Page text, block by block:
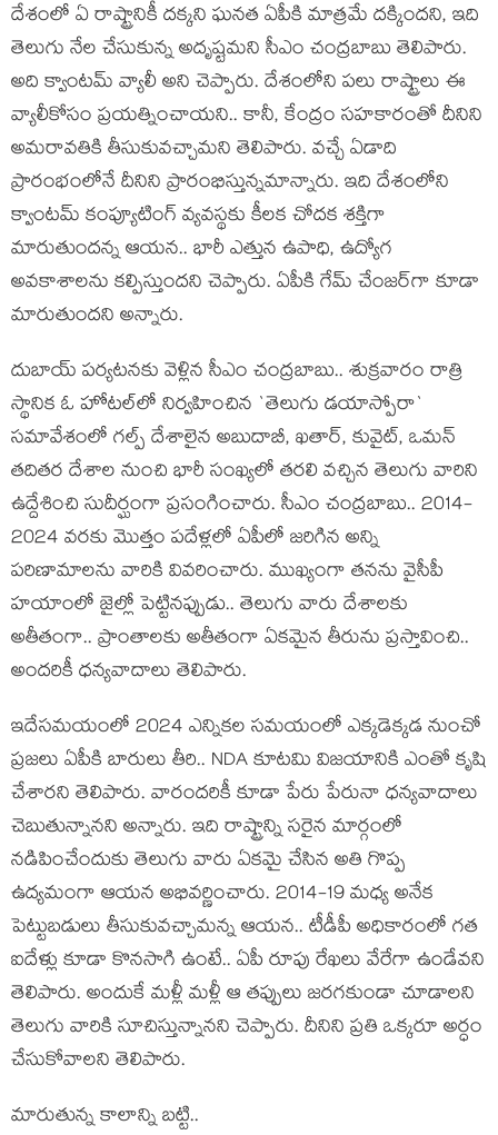
దేశంలో ఏ రాష్ట్రానికీ ద‌క్క‌ని ఘ‌న‌త ఏపీకి మాత్ర‌మే ద‌క్కింద‌ని, ఇది
తెలుగు నేల చేసుకున్న అదృష్ట‌మ‌ని సీఎం చంద్ర‌బాబు తెలిపారు.
అది క్వాంట‌మ్ వ్యాలీ అని చెప్పారు. దేశంలోని ప‌లు రాష్ట్రాలు ఈ
వ్యాలీకోసం ప్ర‌య‌త్నించాయ‌ని.. కానీ, కేంద్రం స‌హ‌కారంతో దీనిని
అమ‌రావ‌తికి తీసుకువ‌చ్చామ‌ని తెలిపారు. వ‌చ్చే ఏడాది
ప్రారంభంలోనే దీనిని ప్రారంభిస్తున్న‌మాన్నారు. ఇది దేశంలోని
క్వాంట‌మ్ కంప్యూటింగ్ వ్య‌వ‌స్థ‌కు కీల‌క చోద‌క శ‌క్తిగా
మారుతుంద‌న్న ఆయ‌న‌.. భారీ ఎత్తున ఉపాధి, ఉద్యోగ
అవ‌కాశాల‌ను క‌ల్పిస్తుంద‌ని చెప్పారు. ఏపీకి గేమ్ చేంజ‌ర్‌గా కూడా
మారుతుంద‌ని అన్నారు.
దుబాయ్ ప‌ర్య‌ట‌న‌కు వెళ్లిన సీఎం చంద్ర‌బాబు.. శుక్ర‌వారం రాత్రి
స్థానిక ఓ హోట‌ల్‌లో నిర్వ‌హించిన `తెలుగు డ‌యాస్పోరా`
స‌మావేశంలో గ‌ల్ప్ దేశాలైన అబుదాబీ, ఖ‌తార్‌, కువైట్‌, ఒమ‌న్
త‌దిత‌ర దేశాల నుంచి భారీ సంఖ్య‌లో త‌ర‌లి వ‌చ్చిన తెలుగు వారిని
ఉద్దేశించి సుదీర్ఘంగా ప్ర‌సంగించారు. సీఎం చంద్ర‌బాబు.. 2014-
2024 వ‌ర‌కు మొత్తం ప‌దేళ్ల‌లో ఏపీలో జ‌రిగిన అన్ని
ప‌రిణామాల‌ను వారికి వివ‌రించారు. ముఖ్యంగా త‌న‌ను వైసీపీ
హ‌యాంలో జైల్లో పెట్టిన‌ప్పుడు.. తెలుగు వారు దేశాల‌కు
అతీతంగా.. ప్రాంతాల‌కు అతీతంగా ఏకమైన తీరును ప్ర‌స్తావించి..
అంద‌రికీ ధ‌న్య‌వాదాలు తెలిపారు.
ఇదేస‌మ‌యంలో 2024 ఎన్నిక‌ల స‌మ‌యంలో ఎక్క‌డెక్క‌డ నుంచో
ప్ర‌జ‌లు ఏపీకి బారులు తీరి.. NDA కూట‌మి విజ‌యానికి ఎంతో కృషి
చేశార‌ని తెలిపారు. వారంద‌రికీ కూడా పేరు పేరునా ధ‌న్య‌వాదాలు
చెబుతున్నాన‌ని అన్నారు. ఇది రాష్ట్రాన్ని స‌రైన మార్గంలో
న‌డిపించేందుకు తెలుగు వారు ఏకమై చేసిన అతి గొప్ప
ఉద్య‌మంగా ఆయ‌న అభివ‌ర్ణించారు. 2014-19 మ‌ధ్య అనేక
పెట్టుబ‌డులు తీసుకువ‌చ్చామ‌న్న ఆయ‌న‌.. టీడీపీ అధికారంలో గ‌త
ఐదేళ్లు కూడా కొన‌సాగి ఉంటే.. ఏపీ రూపు రేఖ‌లు వేరేగా ఉండేవ‌ని
తెలిపారు. అందుకే మ‌ళ్లీ మ‌ళ్లీ ఆ త‌ప్పులు జ‌ర‌గ‌కుండా చూడాల‌ని
తెలుగు వారికి సూచిస్తున్నాన‌ని చెప్పారు. దీనిని ప్ర‌తి ఒక్క‌రూ అర్ధం
చేసుకోవాల‌ని తెలిపారు.
మారుతున్న కాలాన్ని బ‌ట్టి..